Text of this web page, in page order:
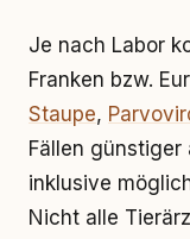
Je nach Labor
Franken bzw.
Staupe,
Fällen
inklusive
Nicht alle